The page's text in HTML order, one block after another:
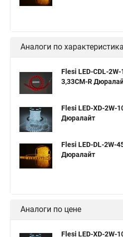
Аналоги по
Flesi LED-СDL-
3,33СМ-R
Flesi LED-XD-2W-
Дюралайт
Flesi LED-DL-2W-
Дюралайт
Аналоги по цене
Flesi LED-XD-2W-